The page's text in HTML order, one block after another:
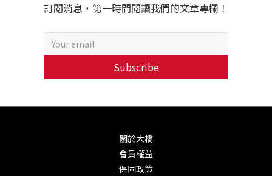
訂閱消息，第一時間閱讀我們的文章專欄！
Subscribe
關於大橋
會員權益
保固政策